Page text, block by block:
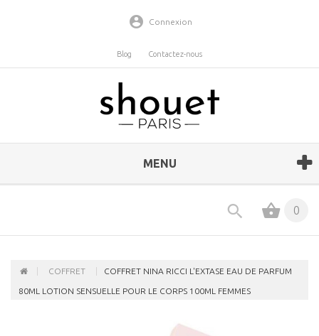
Connexion
Blog Contactez-nous
MENU
0
COFFRET COFFRET NINA RICCI L'EXTASE EAU DE PARFUM
80ML LOTION SENSUELLE POUR LE CORPS 100ML FEMMES